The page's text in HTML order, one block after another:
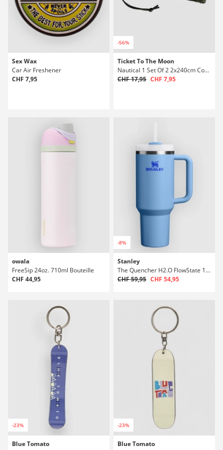
Sex Wax
Car Air Freshener
CHF 7,95
-56%
Ticket To The Moon
Nautical 1 Set Of 2 2x240cm Cordes pour hamac
CHF 17,95 CHF 7,95
owala
FreeSip 24oz. 710ml Bouteille
CHF 44,95
-8%
Stanley
The Quencher H2.O FlowState 1,18l Bouteille
CHF 59,95 CHF 54,95
-23%
Blue Tomato
-23%
Blue Tomato